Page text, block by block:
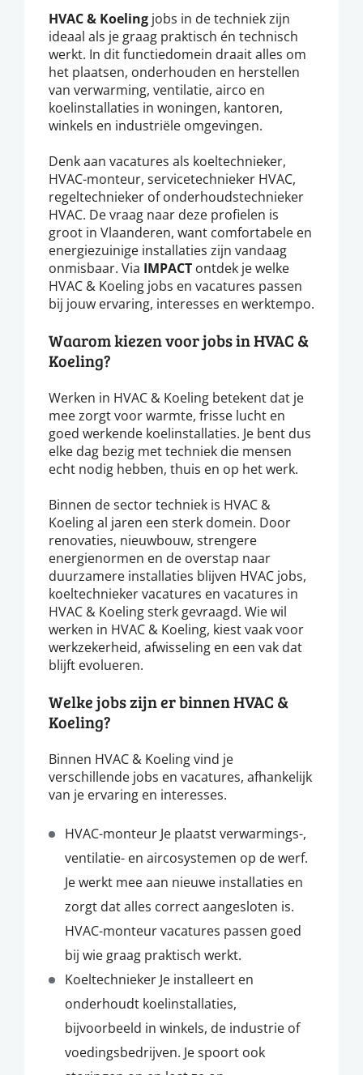
HVAC & Koeling jobs in de techniek zijn
ideaal als je graag praktisch én technisch
werkt. In dit functiedomein draait alles om
het plaatsen, onderhouden en herstellen
van verwarming, ventilatie, airco en
koelinstallaties in woningen, kantoren,
winkels en industriële omgevingen.
Denk aan vacatures als koeltechnieker,
HVAC-monteur, servicetechnieker HVAC,
regeltechnieker of onderhoudstechnieker
HVAC. De vraag naar deze profielen is
groot in Vlaanderen, want comfortabele en
energiezuinige installaties zijn vandaag
onmisbaar. Via IMPACT ontdek je welke
HVAC & Koeling jobs en vacatures passen
bij jouw ervaring, interesses en werktempo.
Waarom kiezen voor jobs in HVAC &
Koeling?
Werken in HVAC & Koeling betekent dat je
mee zorgt voor warmte, frisse lucht en
goed werkende koelinstallaties. Je bent dus
elke dag bezig met techniek die mensen
echt nodig hebben, thuis en op het werk.
Binnen de sector techniek is HVAC &
Koeling al jaren een sterk domein. Door
renovaties, nieuwbouw, strengere
energienormen en de overstap naar
duurzamere installaties blijven HVAC jobs,
koeltechnieker vacatures en vacatures in
HVAC & Koeling sterk gevraagd. Wie wil
werken in HVAC & Koeling, kiest vaak voor
werkzekerheid, afwisseling en een vak dat
blijft evolueren.
Welke jobs zijn er binnen HVAC &
Koeling?
Binnen HVAC & Koeling vind je
verschillende jobs en vacatures, afhankelijk
van je ervaring en interesses.
HVAC-monteur Je plaatst verwarmings-,
ventilatie- en aircosystemen op de werf.
Je werkt mee aan nieuwe installaties en
zorgt dat alles correct aangesloten is.
HVAC-monteur vacatures passen goed
bij wie graag praktisch werkt.
Koeltechnieker Je installeert en
onderhoudt koelinstallaties,
bijvoorbeeld in winkels, de industrie of
voedingsbedrijven. Je spoort ook